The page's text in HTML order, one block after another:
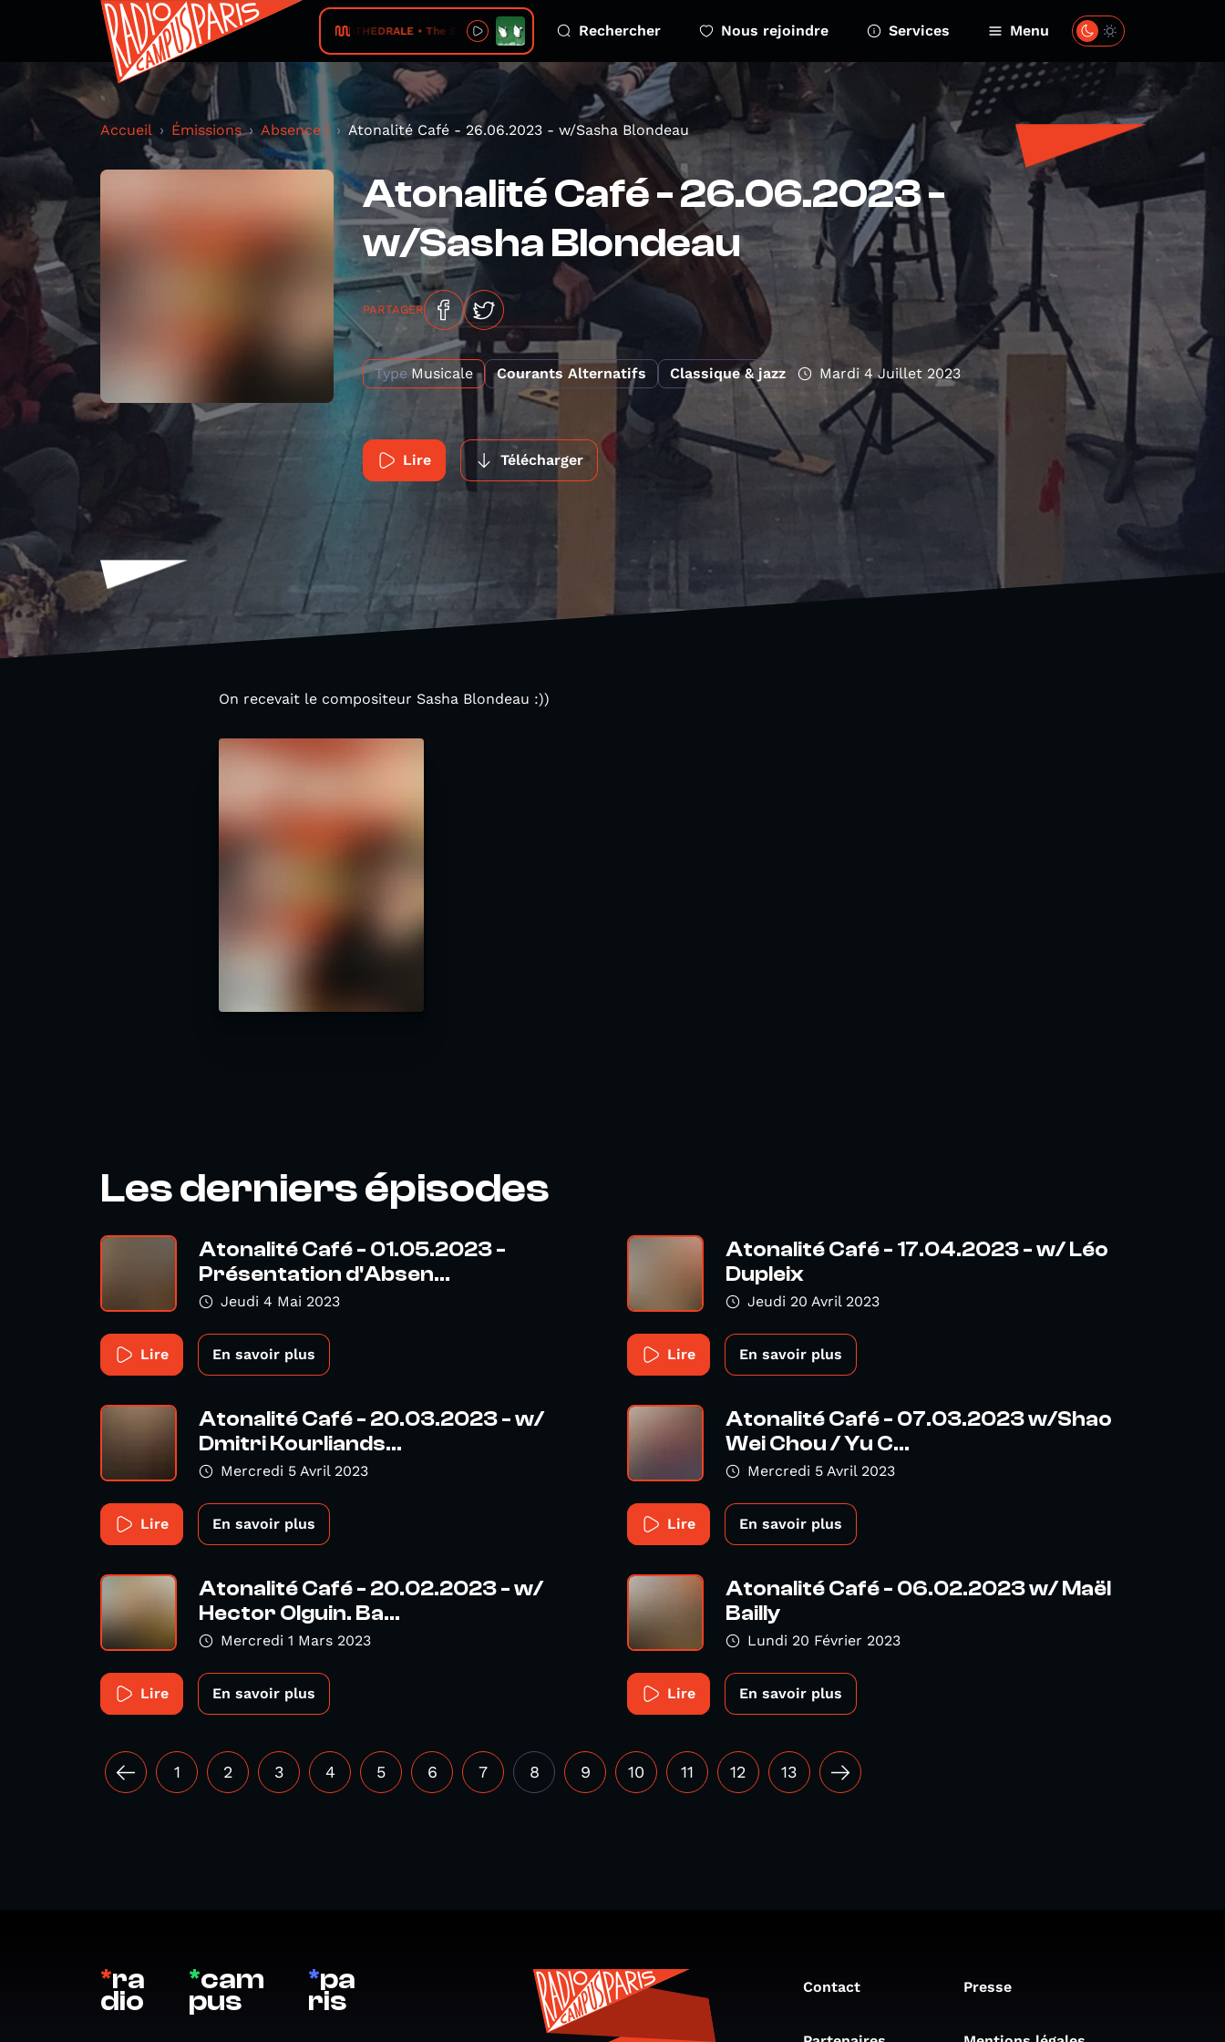
CATHEDRALE • The Setting Sun Rechercher Nous rejoindre Services Menu
Accueil Émissions Absence ! Atonalité Café - 26.06.2023 - w/Sasha Blondeau
Atonalité Café - 26.06.2023 -
w/Sasha Blondeau
PARTAGER
Type Musicale Courants Alternatifs Classique & jazz Mardi 4 Juillet 2023
Lire Télécharger
On recevait le compositeur Sasha Blondeau :))
Les derniers épisodes
Atonalité Café - 01.05.2023 -
Présentation d'Absen...
Jeudi 4 Mai 2023
Lire En savoir plus
Atonalité Café - 17.04.2023 - w/ Léo
Dupleix
Jeudi 20 Avril 2023
Lire En savoir plus
Atonalité Café - 20.03.2023 - w/
Dmitri Kourliands...
Mercredi 5 Avril 2023
Lire En savoir plus
Atonalité Café - 07.03.2023 w/Shao
Wei Chou / Yu C...
Mercredi 5 Avril 2023
Lire En savoir plus
Atonalité Café - 20.02.2023 - w/
Hector Olguin. Ba...
Mercredi 1 Mars 2023
Lire En savoir plus
Atonalité Café - 06.02.2023 w/ Maël
Bailly
Lundi 20 Février 2023
Lire En savoir plus
1 2 3 4 5 6 7 8 9 10 11 12 13
*ra
dio
*cam
pus
*pa
ris Contact Presse